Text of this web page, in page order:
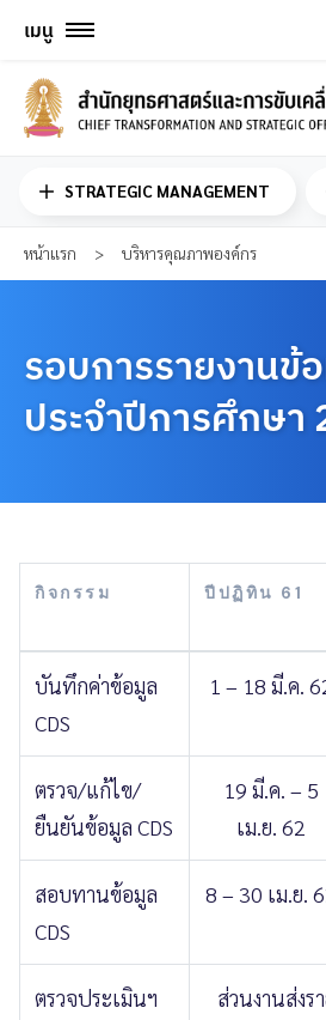
content
เมนู
STRATEGIC MANAGEMENT
หน้าแรก > บริหารคุณภาพองค์กร
รอบการรายงานข้
ประจำปีการศึกษา
กิจกรรม ปีปฏิทิน 61
บันทึกค่าข้อมูล
CDS
1 – 18 มี.ค.
ตรวจ/แก้ไข/
ยืนยันข้อมูล CDS
19 มี.ค. – 5
เม.ย. 62
สอบทานข้อมูล
CDS
8 – 30 เม.ย.
ตรวจประเมินฯ
ส่วนงานส่งร